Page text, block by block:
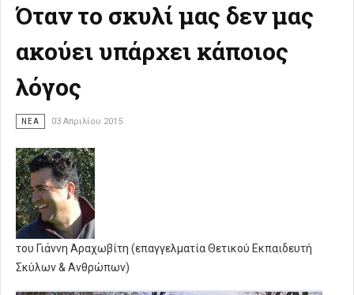
Όταν το σκυλί μας δεν μας
ακούει υπάρχει κάποιος
λόγος
ΝΈΑ 03 Απριλίου 2015
του Γιάννη Αραχωβίτη (επαγγελματία Θετικού Εκπαιδευτή
Σκύλων & Ανθρώπων)